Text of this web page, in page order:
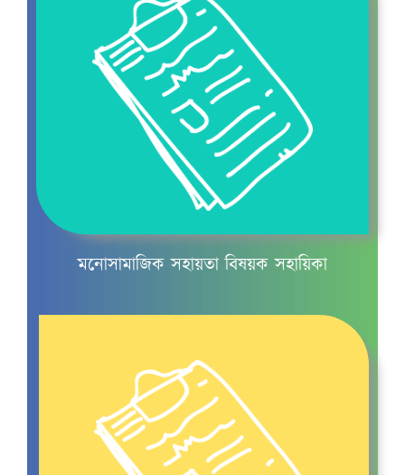
কিশোরদের স্বপ্নে বীর্যপাত
খাদ্য ও পুষ্টি
মনোসামাজিক সহায়তা বিষয়ক সহায়িকা